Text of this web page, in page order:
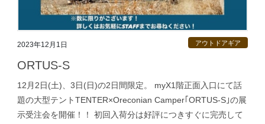
2023年12月1日 アウトドアギア
ORTUS-S
12月2日(土)、3日(日)の2日間限定。 myX1階正面入口にて話
題の大型テントTENTER×Oreconian Camper｢ORTUS-S｣の展
示受注会を開催！！ 初回入荷分は好評につきすぐに完売して